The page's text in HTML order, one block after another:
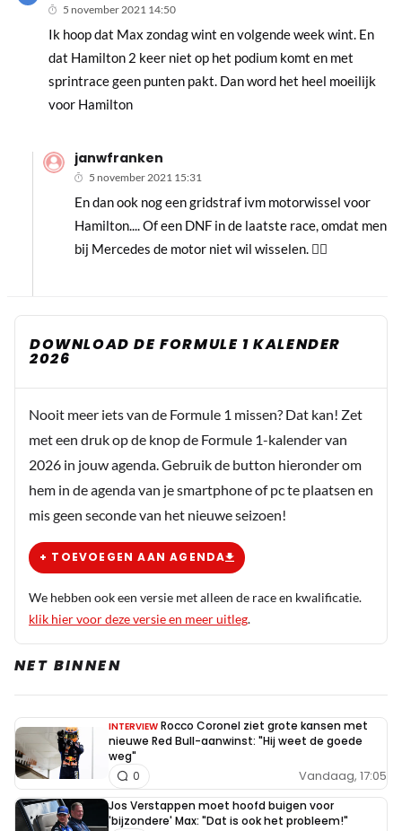
5 november 2021 14:50
Ik hoop dat Max zondag wint en volgende week wint. En
dat Hamilton 2 keer niet op het podium komt en met
sprintrace geen punten pakt. Dan word het heel moeilijk
voor Hamilton
janwfranken
5 november 2021 15:31
En dan ook nog een gridstraf ivm motorwissel voor
Hamilton.... Of een DNF in de laatste race, omdat men
bij Mercedes de motor niet wil wisselen. 👍🏻
DOWNLOAD DE FORMULE 1 KALENDER
2026
Nooit meer iets van de Formule 1 missen? Dat kan! Zet
met een druk op de knop de Formule 1-kalender van
2026 in jouw agenda. Gebruik de button hieronder om
hem in de agenda van je smartphone of pc te plaatsen en
mis geen seconde van het nieuwe seizoen!
+ TOEVOEGEN AAN AGENDA
We hebben ook een versie met alleen de race en kwalificatie.
klik hier voor deze versie en meer uitleg.
NET BINNEN
INTERVIEW Rocco Coronel ziet grote kansen met
nieuwe Red Bull-aanwinst: "Hij weet de goede
weg"
Vandaag, 17:05
0
Jos Verstappen moet hoofd buigen voor
'bijzondere' Max: "Dat is ook het probleem!"